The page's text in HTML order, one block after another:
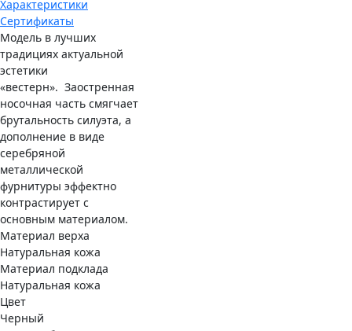
Характеристики
Сертификаты
Модель в лучших
традициях актуальной
эстетики
«вестерн». Заостренная
носочная часть смягчает
брутальность силуэта, а
дополнение в виде
серебряной
металлической
фурнитуры эффектно
контрастирует с
основным материалом.
Материал верха
Натуральная кожа
Материал подклада
Натуральная кожа
Цвет
Черный